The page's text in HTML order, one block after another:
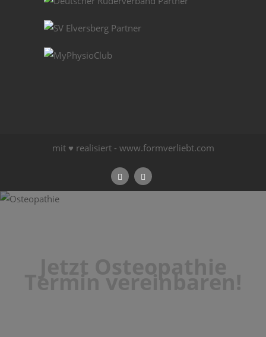
mit ♥ realisiert - www.formverliebt.com